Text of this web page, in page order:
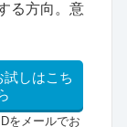
る方向。意
試しはこち
をメールでお